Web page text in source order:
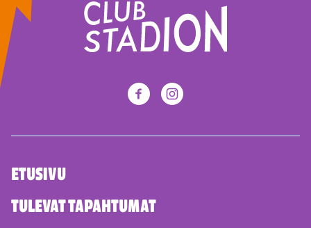
ETUSIVU
TULEVAT TAPAHTUMAT